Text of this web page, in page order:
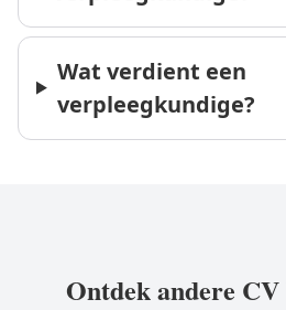
Wat verdient een
verpleegkundige?
Ontdek andere